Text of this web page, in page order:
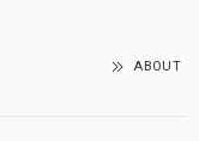
ABOUT